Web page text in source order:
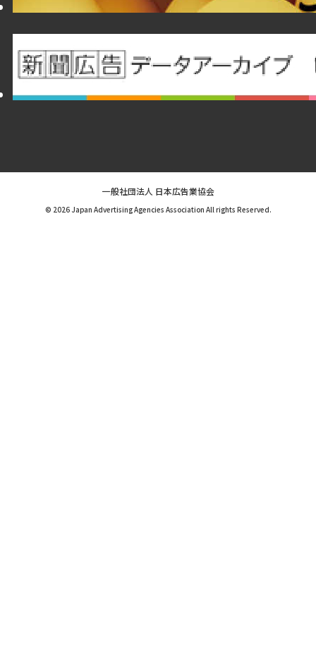
一般社団法人 日本広告業協会
© 2026 Japan Advertising Agencies Association All rights Reserved.